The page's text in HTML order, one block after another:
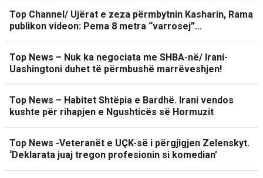
Top Channel/ Ujërat e zeza përmbytnin Kasharin, Rama
publikon videon: Pema 8 metra “varrosej”…
Top News – Nuk ka negociata me SHBA-në/ Irani-
Uashingtoni duhet të përmbushë marrëveshjen!
Top News – Habitet Shtëpia e Bardhë. Irani vendos
kushte për rihapjen e Ngushticës së Hormuzit
Top News -Veteranët e UÇK-së i përgjigjen Zelenskyt.
‘Deklarata juaj tregon profesionin si komedian’